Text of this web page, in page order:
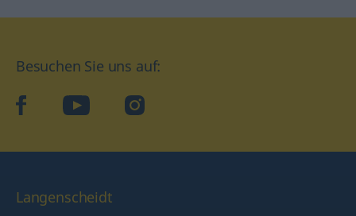
Besuchen Sie uns auf:
facebookYouTube Instagram
Langenscheidt